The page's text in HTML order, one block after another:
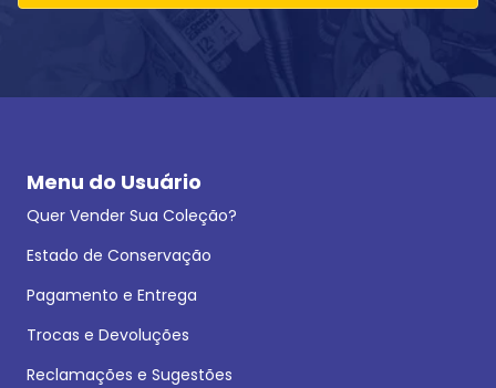
Menu do Usuário
Quer Vender Sua Coleção?
Estado de Conservação
Pagamento e Entrega
Trocas e Devoluções
Reclamações e Sugestões